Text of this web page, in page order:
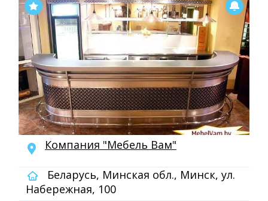
Компания "Мебель Вам"
Беларусь, Минская обл., Минск, ул.
Набережная, 100